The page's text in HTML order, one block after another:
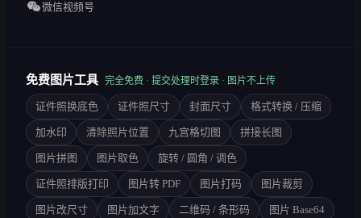
微信视频号
免费图片工具 完全免费 · 提交处理时登录 · 图片不上传
证件照换底色 证件照尺寸 封面尺寸 格式转换 / 压缩
加水印 清除照片位置 九宫格切图 拼接长图
图片拼图 图片取色 旋转 / 圆角 / 调色
证件照排版打印 图片转 PDF 图片打码 图片裁剪
图片改尺寸 图片加文字 二维码 / 条形码 图片 Base64